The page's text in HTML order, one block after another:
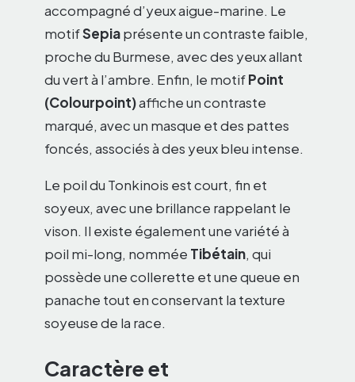
accompagné d’yeux aigue-marine. Le
motifSepiaprésente un contraste faible,
proche du Burmese, avec des yeux allant
du vert à l’ambre. Enfin, le motifPoint
(Colourpoint)affiche un contraste
marqué, avec un masque et des pattes
foncés, associés à des yeux bleu intense.
Le poil du Tonkinois est court, fin et
soyeux, avec une brillance rappelant le
vison. Il existe également une variété à
poil mi-long, nommée Tibétain, qui
possède une collerette et une queue en
panache tout en conservant la texture
soyeuse de la race.
Caractère et